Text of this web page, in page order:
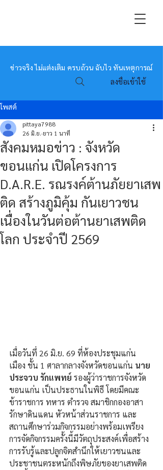
หมอข่าว
ข่าวจริง ไม่แต่งเติม ครบถ้วน ฉับไว ทันเหตุการณ์
ลงชื่อเข้าใช้
โพสต์
สังคมหมอข่าว : จังหวัด
ขอนแก่น เปิดโครงการ
D.A.R.E. รณรงค์ต้านภัยยาเสพ
ติด สร้างภูมิคุ้ม กันเยาวชน
เนื่องในวันต่อต้านยาเสพติด
โลก ประจำปี 2569
pittaya7988
26 มิ.ย. ยาว 1 นาที
เมื่อวันทึ่ 26 มิ.ย. 69 ที่ห้องประชุมแก่น
เมือง ชั้น 1 ศาลากลางจังหวัดขอนแก่น นาย
ประจวบ รักแพทย์ รองผู้ว่าราชการจังหวัด
ขอนแก่น เป็นประธานในพิธี โดยมีคณะ
ข้าราชการ ทหาร ตำรวจ สมาชิกกองอาสา
รักษาดินแดน หัวหน้าส่วนราชการ และ
สถานศึกษาร่วมกิจกรรมอย่างพร้อมเพรียง
การจัดกิจกรรมครั้งนี้มีวัตถุประสงค์เพื่อสร้าง
การรับรู้และปลูกจิตสำนึกให้เยาวชนและ
ประชาชนตระหนักถึงพิษภัยของยาเสพติด